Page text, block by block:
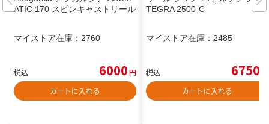
ATIC 170 スピンキャストリール
マイストア在庫： 2760
税込 6000円
カートに入れる
TEGRA 2500-C
マイストア在庫： 2485
税込 6750
カートに入れる